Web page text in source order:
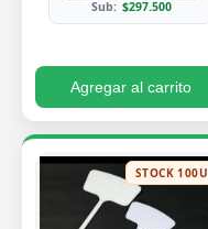
Sub: $297.500
Agregar al carrito
STOCK 100U